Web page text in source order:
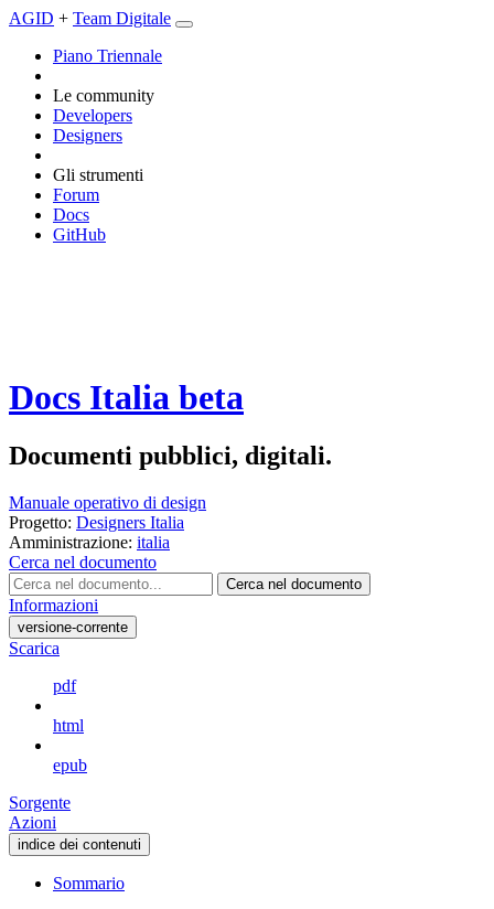
AGID + Team Digitale
Piano Triennale
Le community
Developers
Designers
Gli strumenti
Forum
Docs
GitHub
Docs Italia beta
Documenti pubblici, digitali.
Manuale operativo di design
Progetto: Designers Italia
Amministrazione: italia
Cerca nel documento
Cerca nel documento
Informazioni
versione-corrente
Scarica
pdf
html
epub
Sorgente
Azioni
indice dei contenuti
Sommario